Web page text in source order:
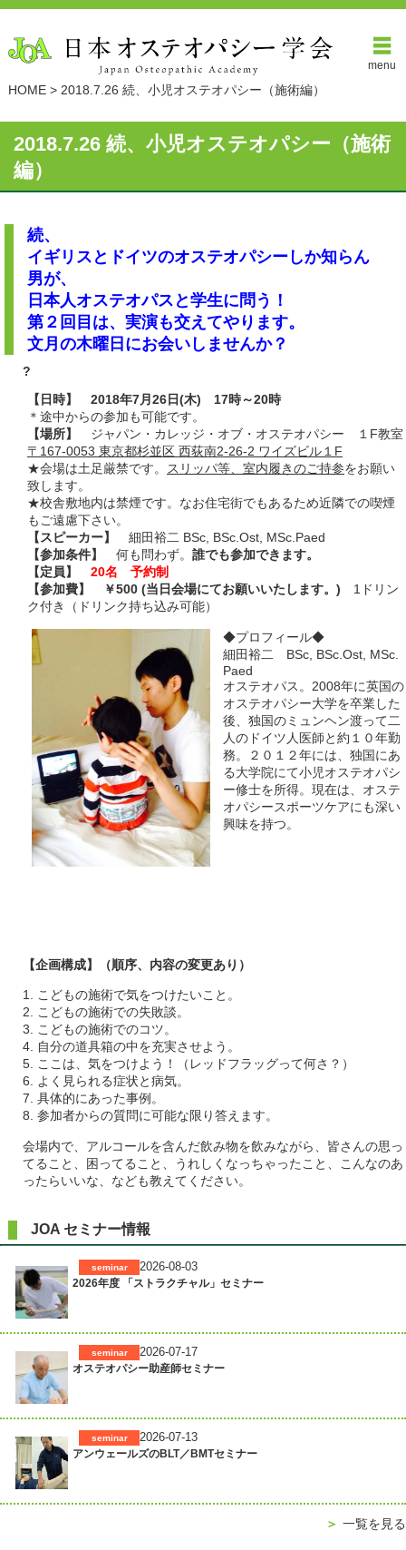
menu
HOME> 2018.7.26 続、小児オステオパシー（施術編）
2018.7.26 続、小児オステオパシー（施術
編）
続、
イギリスとドイツのオステオパシーしか知らん
男が、
日本人オステオパスと学生に問う！
第２回目は、実演も交えてやります。
文月の木曜日にお会いしませんか？
?
【日時】
2018年7月26日(木) 17時～20時
＊途中からの参加も可能です。
【場所】
ジャパン・カレッジ・オブ・オステオパシー １F教室
〒167-0053 東京都杉並区 西荻南2-26-2 ワイズビル１F
★会場は土足厳禁です。 スリッパ等、室内履きのご持参をお願い
致します。
★校舎敷地内は禁煙です。なお住宅街でもあるため近隣での喫煙
もご遠慮下さい。
【スピーカー】
細田裕二 BSc, BSc.Ost, MSc.Paed
【参加条件】
何も問わず。 誰でも参加できます。
【定員】
20名 予約制
【参加費】
￥500 (当日会場にてお願いいたします。) 1ドリン
ク付き（ドリンク持ち込み可能）
◆プロフィール◆
細田裕二 BSc, BSc.Ost, MSc.
Paed
オステオパス。2008年に英国の
オステオパシー大学を卒業した
後、独国のミュンヘン渡って二
人のドイツ人医師と約１０年勤
務。２０１２年には、独国にあ
る大学院にて小児オステオパシ
ー修士を所得。現在は、オステ
オパシースポーツケアにも深い
興味を持つ。
【企画構成】（順序、内容の変更あり）
1. こどもの施術で気をつけたいこと。
2. こどもの施術での失敗談。
3. こどもの施術でのコツ。
4. 自分の道具箱の中を充実させよう。
5. ここは、気をつけよう！（レッドフラッグって何さ？）
6. よく見られる症状と病気。
7. 具体的にあった事例。
8. 参加者からの質問に可能な限り答えます。
会場内で、アルコールを含んだ飲み物を飲みながら、皆さんの思っ
てること、困ってること、うれしくなっちゃったこと、こんなのあ
ったらいいな、なども教えてください。
JOA セミナー情報
2026-08-03
seminar
2026年度 「ストラクチャル」セミナー
2026-07-17
seminar
オステオパシー助産師セミナー
2026-07-13
seminar
アンウェールズのBLT／BMTセミナー
＞ 一覧を見る